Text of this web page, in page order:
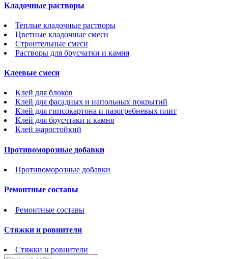
Кладочные растворы
Теплые кладочные растворы
Цветные кладочные смеси
Строительные смеси
Растворы для брусчатки и камня
Клеевые смеси
Клей для блоков
Клей для фасадных и напольных покрытий
Клей для гипсокартона и пазогребневых плит
Клей для брусчтаки и камня
Клей жаростойкий
Противоморозные добавки
Противоморозные добавки
Ремонтные составы
Ремонтные составы
Стяжки и ровнители
Стяжки и ровнители